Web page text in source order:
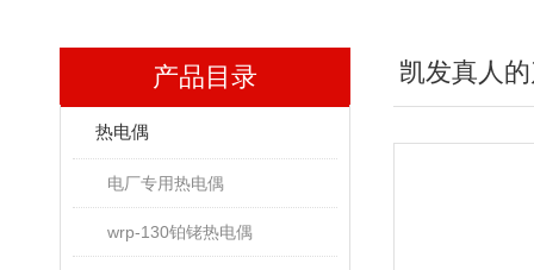
产品目录
热电偶
电厂专用热电偶
wrp-130铂铑热电偶
凯发真人